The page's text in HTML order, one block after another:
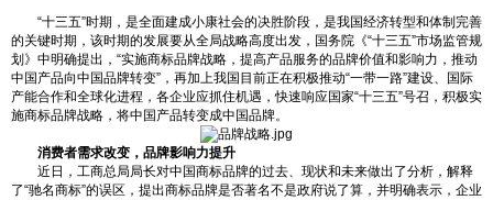
“十三五”时期，是全面建成小康社会的决胜阶段，是我国经济转型和体制完善
的关键时期，该时期的发展要从全局战略高度出发，国务院《“十三五”市场监管规
划》中明确提出，“实施商标品牌战略，提高产品服务的品牌价值和影响力，推动
中国产品向中国品牌转变”，再加上我国目前正在积极推动“一带一路”建设、国际
产能合作和全球化进程，各企业应抓住机遇，快速响应国家“十三五”号召，积极实
施商标品牌战略，将中国产品转变成中国品牌。
消费者需求改变，品牌影响力提升
近日，工商总局局长对中国商标品牌的过去、现状和未来做出了分析，解释
了“驰名商标”的误区，提出商标品牌是否著名不是政府说了算，并明确表示，企业